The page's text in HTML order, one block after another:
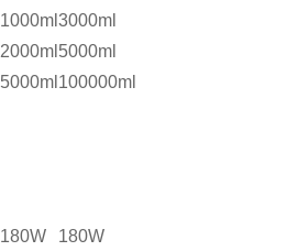
1000ml 3000ml
2000ml 5000ml
5000ml 100000ml
180W
180W